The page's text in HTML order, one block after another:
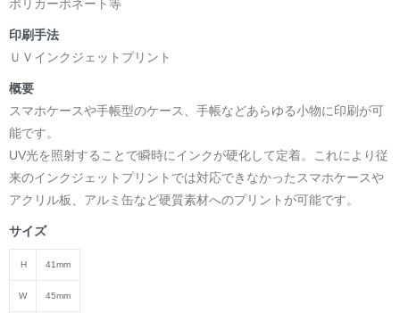
ポリカーボネート等
印刷手法
ＵＶインクジェットプリント
概要
スマホケースや手帳型のケース、手帳などあらゆる小物に印刷が可
能です。
UV光を照射することで瞬時にインクが硬化して定着。これにより従
来のインクジェットプリントでは対応できなかったスマホケースや
アクリル板、アルミ缶など硬質素材へのプリントが可能です。
サイズ
H 41mm
W 45mm